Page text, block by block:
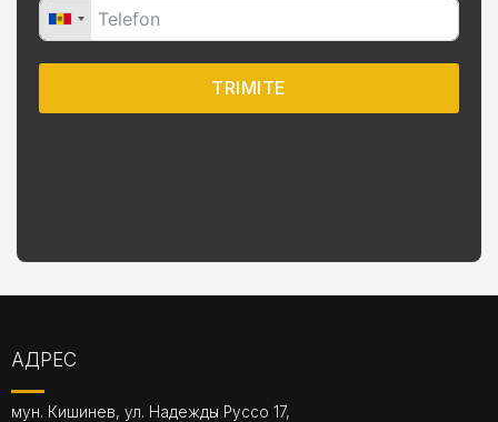
TRIMITE
АДРЕС
мун. Кишинев, ул. Надежды Руссо 17,